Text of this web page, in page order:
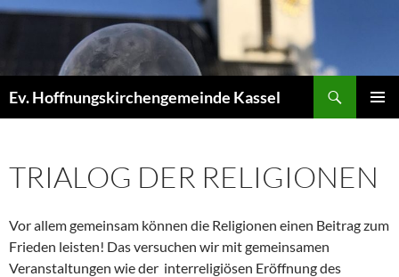
Zum
Ev. Hoffnungskirchengemeinde Kassel
TRIALOG DER RELIGIONEN
Vor allem gemeinsam können die Religionen einen Beitrag zum
Frieden leisten! Das versuchen wir mit gemeinsamen
Veranstaltungen wie der interreligiösen Eröffnung des